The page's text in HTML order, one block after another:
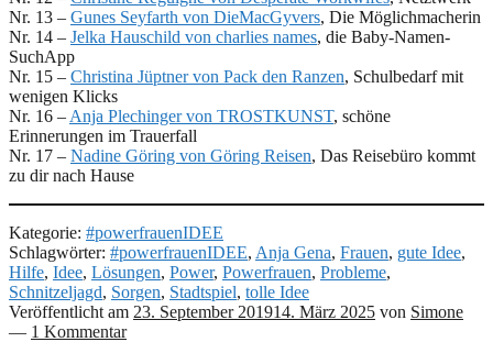
Nr. 13 – Gunes Seyfarth von DieMacGyvers, Die Möglichmacherin
Nr. 14 – Jelka Hauschild von charlies names, die Baby-Namen-
SuchApp
Nr. 15 – Christina Jüptner von Pack den Ranzen, Schulbedarf mit
wenigen Klicks
Nr. 16 – Anja Plechinger von TROSTKUNST, schöne
Erinnerungen im Trauerfall
Nr. 17 – Nadine Göring von Göring Reisen, Das Reisebüro kommt
zu dir nach Hause
Kategorie: #powerfrauenIDEE
Schlagwörter: #powerfrauenIDEE, Anja Gena, Frauen, gute Idee,
Hilfe, Idee, Lösungen, Power, Powerfrauen, Probleme,
Schnitzeljagd, Sorgen, Stadtspiel, tolle Idee
Veröffentlicht am 23. September 201914. März 2025 von Simone
— 1 Kommentar